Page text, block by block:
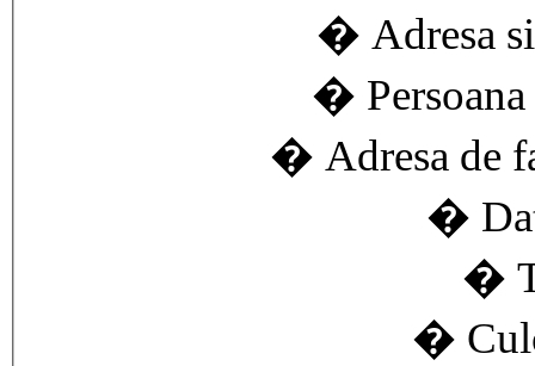
� Adresa
� Persoana
� Adresa de
�
�
�